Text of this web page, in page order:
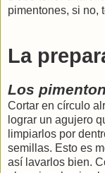
pimentones, si no,
La
Los
Cortar en círculo
lograr un agujero
limpiarlos por
semillas. Esto es
así lavarlos bien.